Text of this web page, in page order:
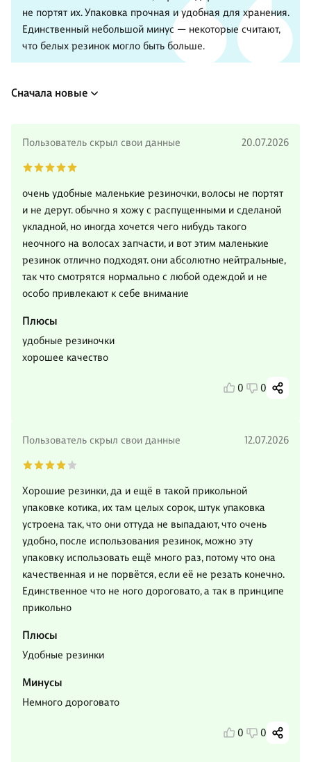
не портят их. Упаковка прочная и удобная для хранения.
Единственный небольшой минус — некоторые считают,
что белых резинок могло быть больше.
Сначала новые
Пользователь скрыл свои данные 20.07.2026
очень удобные маленькие резиночки, волосы не портят
и не дерут. обычно я хожу с распущенными и сделаной
укладной, но иногда хочется чего нибудь такого
неочного на волосах запчасти, и вот этим маленькие
резинок отлично подходят. они абсолютно нейтральные,
так что смотрятся нормально с любой одеждой и не
особо привлекают к себе внимание
Плюсы
удобные резиночки
хорошее качество
0 0
Пользователь скрыл свои данные 12.07.2026
Хорошие резинки, да и ещё в такой прикольной
упаковке котика, их там целых сорок, штук упаковка
устроена так, что они оттуда не выпадают, что очень
удобно, после использования резинок, можно эту
упаковку использовать ещё много раз, потому что она
качественная и не порвётся, если её не резать конечно.
Единственное что не ного дороговато, а так в принципе
прикольно
Плюсы
Удобные резинки
Минусы
Немного дороговато
0 0